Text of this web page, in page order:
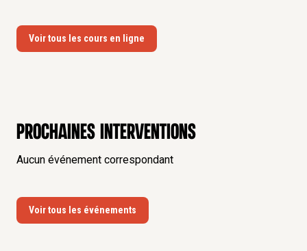
Voir tous les cours en ligne
Prochaines interventions
Aucun événement correspondant
Voir tous les événements